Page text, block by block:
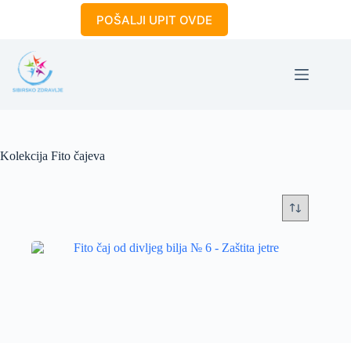
POŠALJI UPIT OVDE
Kolekcija Fito čajeva